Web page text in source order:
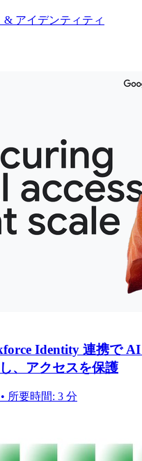
& アイデンティティ
Identity 連携で
、アクセスを保護
所要時間: 3 分